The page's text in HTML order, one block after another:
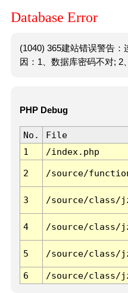
Database Error
(1040) 365建站错误警告
因：1、数据库密码不对; 2
PHP Debug
No. File
1
/index.php
2 /source/
3 /source/class/
4 /source/class/
5 /source/class/
6 /source/class/